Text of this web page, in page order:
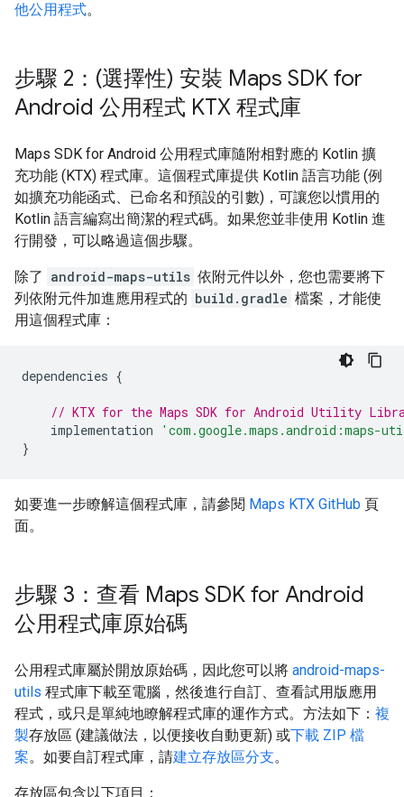
他公用程式。
步驟 2：(選擇性) 安裝 Maps SDK for
Android 公用程式 KTX 程式庫
Maps SDK for Android 公用程式庫隨附相對應的 Kotlin 擴
充功能 (KTX) 程式庫。這個程式庫提供 Kotlin 語言功能 (例
如擴充功能函式、已命名和預設的引數)，可讓您以慣用的
Kotlin 語言編寫出簡潔的程式碼。如果您並非使用 Kotlin 進
行開發，可以略過這個步驟。
除了 android-maps-utils 依附元件以外，您也需要將下
列依附元件加進應用程式的 build.gradle 檔案，才能使
用這個程式庫：
dependencies {
// KTX for the Maps SDK for Android Utility
implementation
}
如要進一步瞭解這個程式庫，請參閱 Maps KTX GitHub 頁
面。
步驟 3：查看 Maps SDK for Android
公用程式庫原始碼
公用程式庫屬於開放原始碼，因此您可以將 android-maps-
utils 程式庫下載至電腦，然後進行自訂、查看試用版應用
程式，或只是單純地瞭解程式庫的運作方式。方法如下： 複
製存放區 (建議做法，以便接收自動更新) 或下載 ZIP 檔
案。如要自訂程式庫，請建立存放區分支。
存放區包含以下項目：